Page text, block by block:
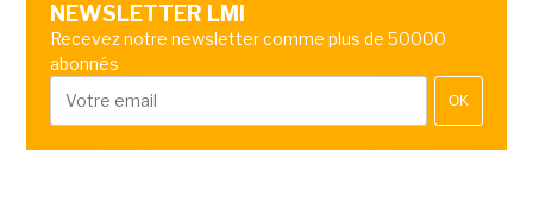
NEWSLETTER LMI
Recevez notre newsletter comme plus de 50000
abonnés
OK